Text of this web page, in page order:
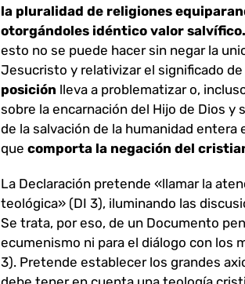
la pluralidad de religiones
otorgándoles idéntico valor salvífico.
esto no se puede hacer sin negar la
Jesucristo y relativizar el significado de
posición lleva a problematizar o,
sobre la encarnación del Hijo de Dios y
de la salvación de la humanidad
que comporta la negación del
La Declaración pretende «llamar la
teológica» (DI 3), iluminando las
Se trata, por eso, de un Documento
ecumenismo ni para el diálogo con los
3). Pretende establecer los grandes